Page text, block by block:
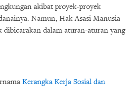
akibat proyek-proyek
Namun, Hak Asasi Manusia
dibicarakan dalam aturan-aturan yang
Kerangka Kerja Sosial dan